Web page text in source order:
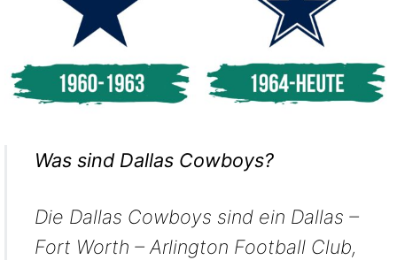
Was sind Dallas Cowboys?
Die Dallas Cowboys sind ein Dallas –
Fort Worth – Arlington Football Club,